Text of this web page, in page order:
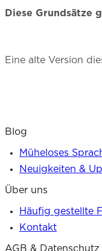
Diese Grundsätze
Eine alte Version
Blog
Müheloses
Neuigkeiten &
Über uns
Häufig gestellte
Kontakt
AGB & Datenschutz